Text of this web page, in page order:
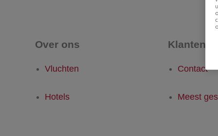
Over ons
Vluchten
Hotels
Contact
Meest